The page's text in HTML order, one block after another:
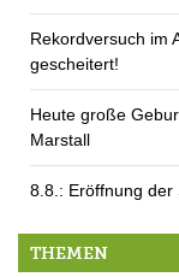
Rekordversuch im
gescheitert!
Heute große
Marstall
8.8.: Eröffnung der
THEMEN